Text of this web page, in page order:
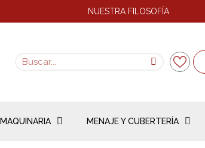
NUESTRA FILOSOFÍA
MAQUINARIA MENAJE Y CUBERTERÍA